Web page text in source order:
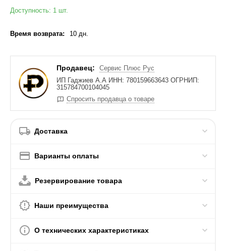
Доступность: 1 шт.
Время возврата: 10 дн.
Продавец:
Сервис Плюс Рус
ИП Гаджиев А.А ИНН: 780159663643 ОГРНИП:
315784700104045
Спросить продавца о товаре
Доставка
Варианты оплаты
Резервирование товара
Наши преимущества
О технических характеристиках